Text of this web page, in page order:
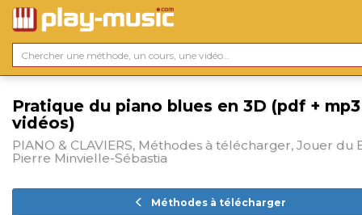
Pratique du piano blues en 3D (pdf +
vidéos)
PIANO & CLAVIERS, Méthodes à télécharger, Jouer du
Pierre Minvielle-Sébastia
Méthodes à télécharger